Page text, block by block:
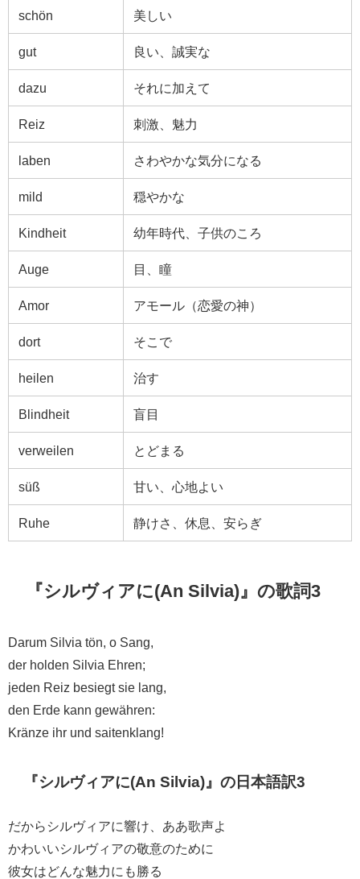
schön 美しい
gut 良い、誠実な
dazu それに加えて
Reiz 刺激、魅力
laben さわやかな気分になる
mild 穏やかな
Kindheit 幼年時代、子供のころ
Auge 目、瞳
Amor アモール（恋愛の神）
dort そこで
heilen 治す
Blindheit 盲目
verweilen とどまる
süß 甘い、心地よい
Ruhe 静けさ、休息、安らぎ
『シルヴィアに(An Silvia)』の歌詞3
Darum Silvia tön, o Sang,
der holden Silvia Ehren;
jeden Reiz besiegt sie lang,
den Erde kann gewähren:
Kränze ihr und saitenklang!
『シルヴィアに(An Silvia)』の日本語訳3
だからシルヴィアに響け、ああ歌声よ
かわいいシルヴィアの敬意のために
彼女はどんな魅力にも勝る